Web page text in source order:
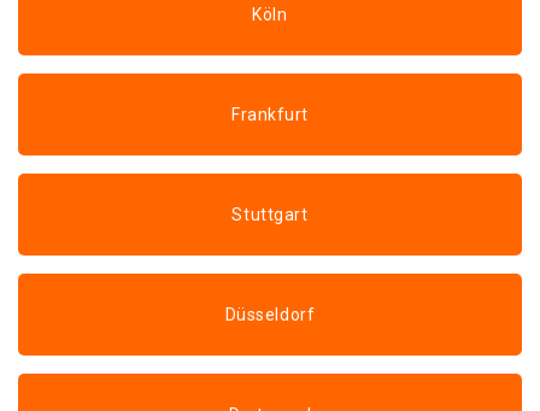
Köln
Frankfurt
Stuttgart
Düsseldorf